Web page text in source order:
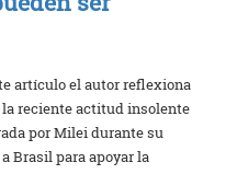
artículo el autor reflexiona
la reciente actitud insolente
por Milei durante su
Brasil para apoyar la